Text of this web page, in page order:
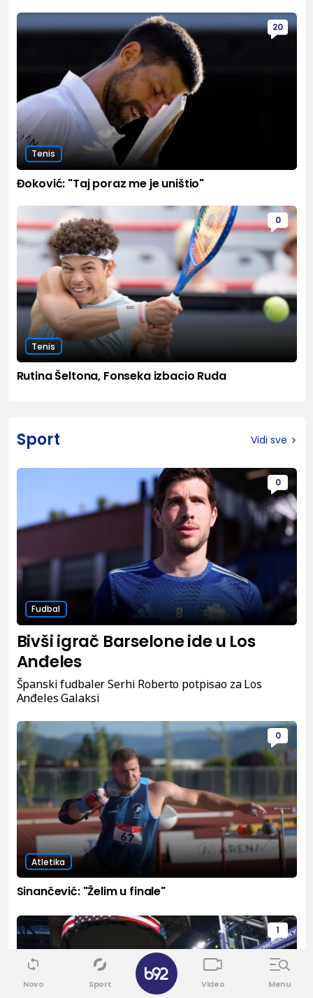
20
Tenis
Đoković: "Taj poraz me je uništio"
0
Tenis
Rutina Šeltona, Fonseka izbacio Ruda
Sport Vidi sve
0
Fudbal
Bivši igrač Barselone ide u Los
Anđeles
Španski fudbaler Serhi Roberto potpisao za Los
Anđeles Galaksi
0
Atletika
Sinančević: "Želim u finale"
1
Novo Sport Video Menu
✕